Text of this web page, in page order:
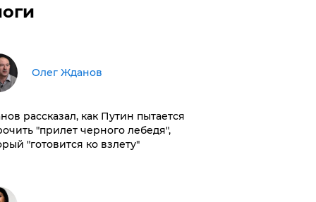
Олег Жданов
рассказал, как Путин пытается
"прилет черного лебедя",
"готовится ко взлету"